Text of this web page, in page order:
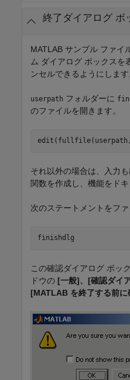
終了ダイアログ ボ
MATLAB サンプル ファイ
ム ダイアログ ボックスを
ンセルできるようにします
userpath フォルダーに
のファイルを開きます。
edit(fullfile(userpath,
それ以外の場合は、入力
関数を作成し、機能をドキ
次のステートメントをファ
finishdlg
この確認ダイアログ ボッ
ドウの [一般]、[確認ダイ
[MATLAB を終了する前に